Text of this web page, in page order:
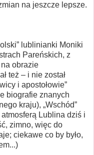
na jeszcze lepsze.
lublinianki Moniki
Pareńskich, z
obrazie
też – i nie został
i apostołowie”
biografie znanych
kraju), „Wschód”
Lublina dziś i
zimno, więc do
ciekawe co by było,